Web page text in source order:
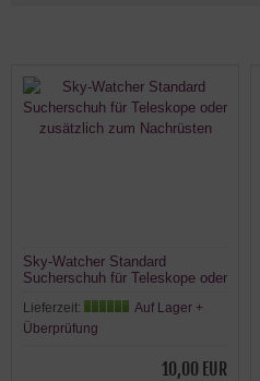
Sky-Watcher Standard
Sucherschuh für Teleskope oder
Lieferzeit:
Auf Lager +
Überprüfung
10,00 EUR